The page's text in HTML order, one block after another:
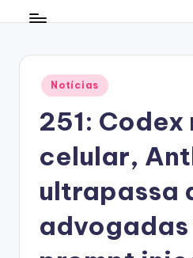
Posted
in
Notícias
251: Codex
celular,
ultrapassa